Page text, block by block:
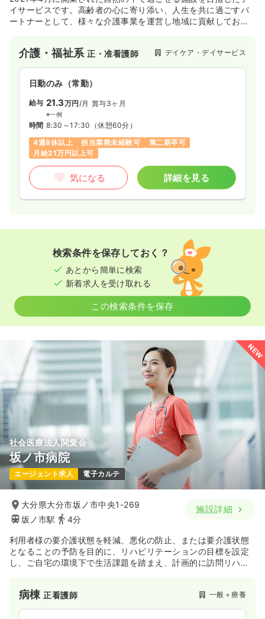
給与 22.0 万円〜/月
時間 8:30～17:30 （休憩60分）
日祝休み
4週8休以上 担当業務未経験可
気になる 詳細を見る
時間 8:30～17:30
気になる 詳細を見る
オペ室(手術室)正看護師
日勤のみ（常勤） 一時募集休止
給与 25.0万円〜/月 賞与3.7ヶ月
※一例
時間 8:30～17:30
第二新卒可
気になる 詳細を見る
日勤のみ（パート） 一時募集休止
給与 時給1,250円〜
時間 8:30～17:30
担当業務未経験可
気になる 詳細を見る
イサービスです。高齢者の心に寄り添い、人生を共に過ごすパ
ートナーとして、様々な介護事業を運営し地域に貢献しており
介護・福祉系正・准看護師 デイケア・デイサービス
日勤のみ（常勤）
給与 21.3万円 /月 賞与3ヶ月
※一例
時間 8:30～17:30 （休憩60分）
4週8休以上
担当業務未経験可
第二新卒可
月給21万円以上可
気になる 詳細を見る
検索条件を保存しておく？
あとから簡単に検索
新着求人を受け取れる
この検索条件を保存
NEW
社会医療法人関愛会
坂ノ市病院
エージェント求人 電子カルテ
大分県大分市坂ノ市中央1-269
坂ノ市駅
4分
施設詳細
利用者様の要介護状態を軽減、悪化の防止、または要介護状態
となることの予防を目的に、リハビリテーションの目標を設定
し、ご自宅の環境下で生活課題を踏まえ、計画的に訪問リハビ
病棟正看護師 一般＋療養